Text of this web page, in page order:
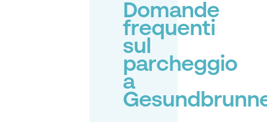
Domande
frequenti
sul
parcheggio
a